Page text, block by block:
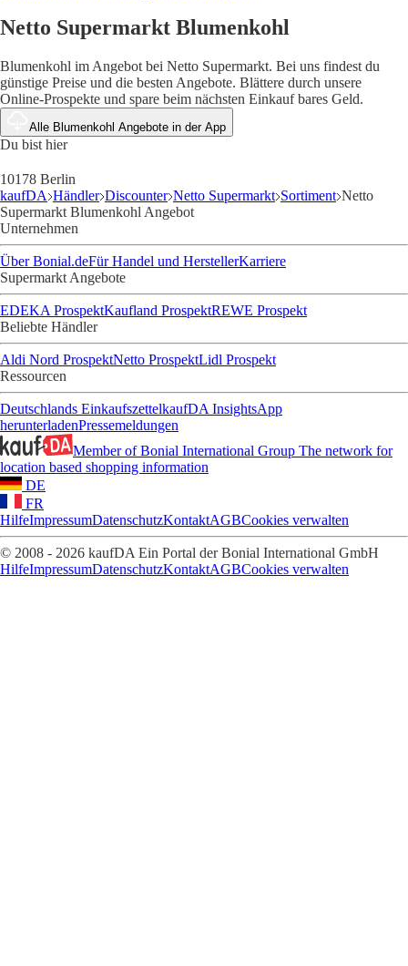
Netto Supermarkt Blumenkohl
Blumenkohl im Angebot bei Netto Supermarkt. Bei uns findest du
günstige Preise und die besten Angebote. Blättere durch unsere
Online-Prospekte und spare beim nächsten Einkauf bares Geld.
Alle Blumenkohl Angebote in der App
Du bist hier
10178 Berlin
kaufDA Händler Discounter Netto Supermarkt Sortiment Netto
Supermarkt Blumenkohl Angebot
Unternehmen
Über Bonial.deFür Handel und HerstellerKarriere
Supermarkt Angebote
EDEKA ProspektKaufland ProspektREWE Prospekt
Beliebte Händler
Aldi Nord ProspektNetto ProspektLidl Prospekt
Ressourcen
Deutschlands EinkaufszettelkaufDA InsightsApp
herunterladenPressemeldungen
Member of Bonial International Group The network for
location based shopping information
DE
FR
HilfeImpressumDatenschutzKontaktAGBCookies verwalten
© 2008 - 2026 kaufDA Ein Portal der Bonial International GmbH
HilfeImpressumDatenschutzKontaktAGBCookies verwalten